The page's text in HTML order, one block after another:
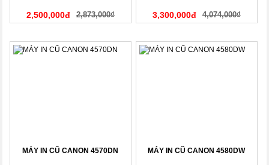
2,500,000đ 2,873,000₫ 3,300,000đ 4,074,000₫
MÁY IN CŨ CANON 4570DN MÁY IN CŨ CANON 4580DW